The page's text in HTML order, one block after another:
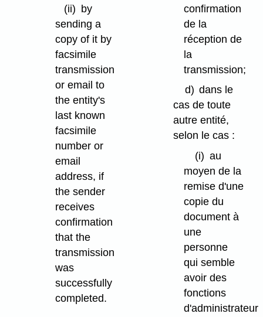
(ii) by
sending a
copy of it by
facsimile
transmission
or email to
the entity's
last known
facsimile
number or
email
address, if
the sender
receives
confirmation
that the
transmission
was
successfully
completed.
confirmation
de la
réception de
la
transmission;
d) dans le
cas de toute
autre entité,
selon le cas :
(i) au
moyen de la
remise d'une
copie du
document à
une
personne
qui semble
avoir des
fonctions
d'administrateur